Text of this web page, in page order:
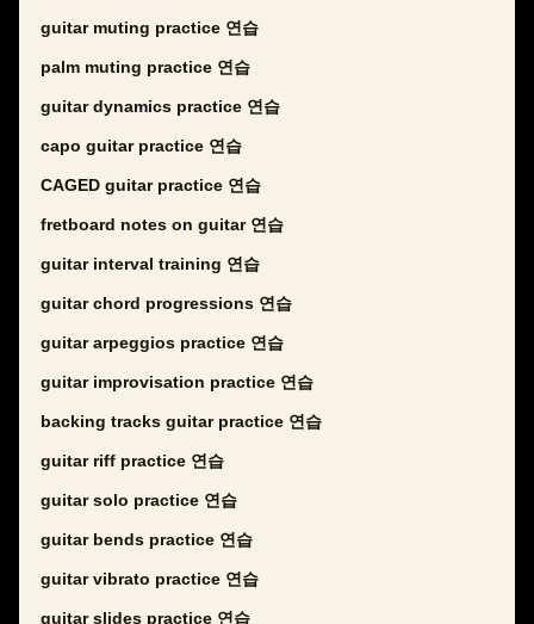
guitar muting practice 연습
palm muting practice 연습
guitar dynamics practice 연습
capo guitar practice 연습
CAGED guitar practice 연습
fretboard notes on guitar 연습
guitar interval training 연습
guitar chord progressions 연습
guitar arpeggios practice 연습
guitar improvisation practice 연습
backing tracks guitar practice 연습
guitar riff practice 연습
guitar solo practice 연습
guitar bends practice 연습
guitar vibrato practice 연습
guitar slides practice 연습